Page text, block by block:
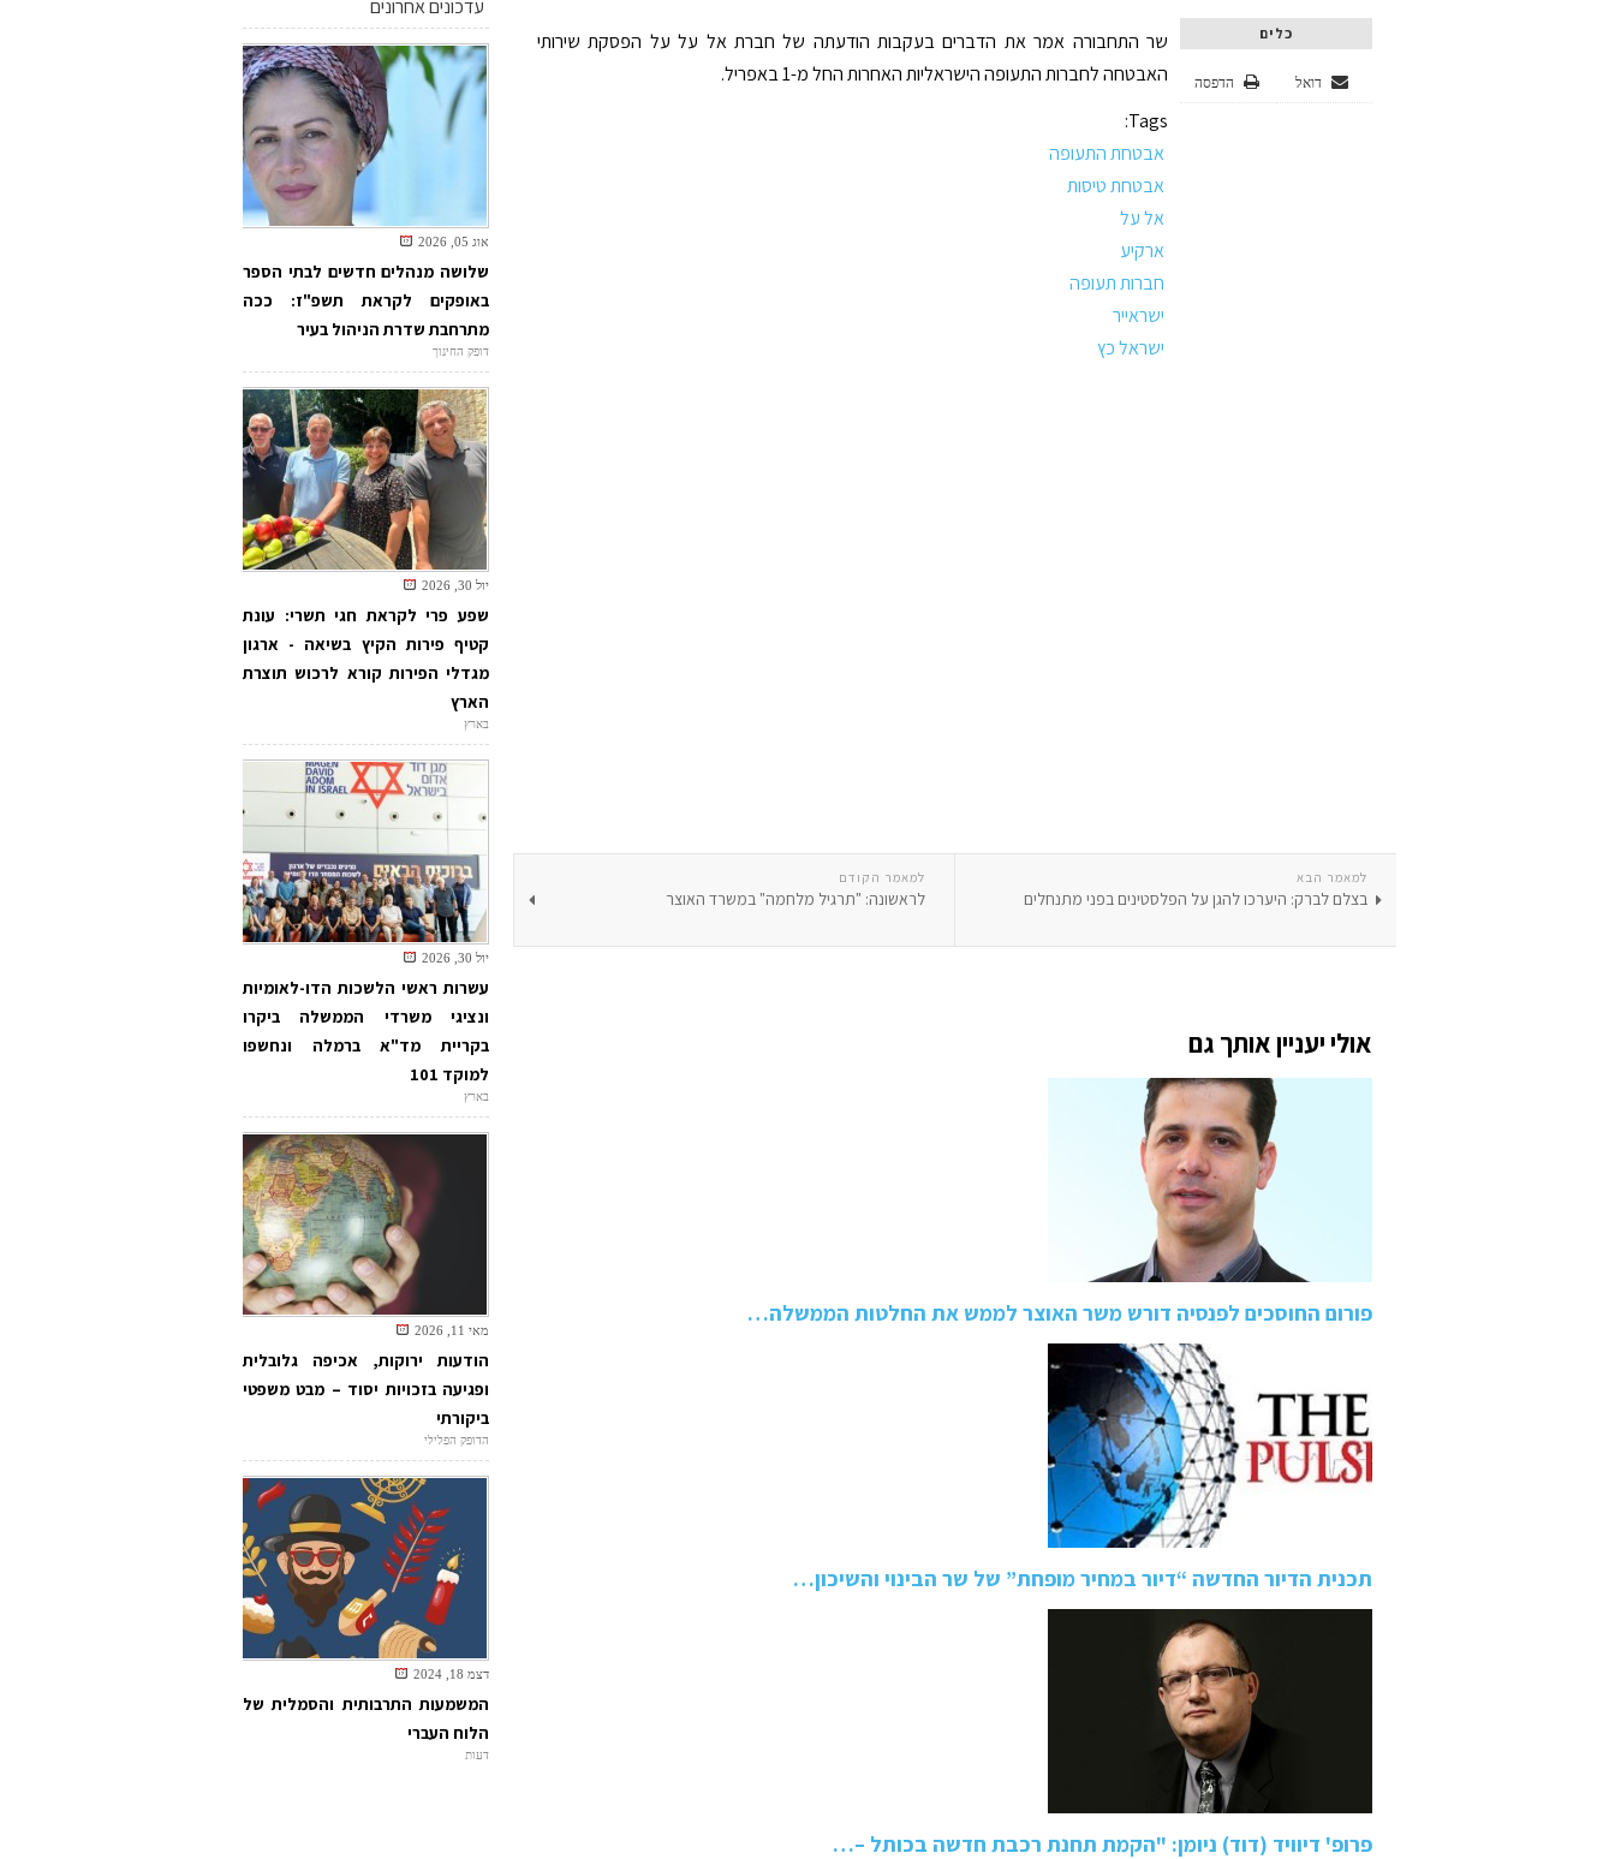
כלים
הדפסה דואל
שר התחבורה אמר את הדברים בעקבות הודעתה של חברת אל על על הפסקת שירותי
האבטחה לחברות התעופה הישראליות האחרות החל מ-1 באפריל.
Tags:
אבטחת התעופה
אבטחת טיסות
אל על
ארקיע
חברות תעופה
ישראייר
ישראל כץ
למאמר הקודם
לראשונה: "תרגיל מלחמה" במשרד האוצר
למאמר הבא
בצלם לברק: היערכו להגן על הפלסטינים בפני מתנחלים
אולי יעניין אותך גם
פורום החוסכים לפנסיה דורש משר האוצר לממש את החלטות הממשלה…
תכנית הדיור החדשה “דיור במחיר מופחת” של שר הבינוי והשיכון…
פרופ' דיוויד (דוד) ניומן: "הקמת תחנת רכבת חדשה בכותל –…
עדכונים אחרונים
אוג 05, 2026
שלושה מנהלים חדשים לבתי הספר
באופקים לקראת תשפ"ז: ככה
מתרחבת שדרת הניהול בעיר
דופק החינוך
יול 30, 2026
שפע פרי לקראת חגי תשרי: עונת
קטיף פירות הקיץ בשיאה - ארגון
מגדלי הפירות קורא לרכוש תוצרת
הארץ
בארץ
יול 30, 2026
עשרות ראשי הלשכות הדו-לאומיות
ונציגי משרדי הממשלה ביקרו
בקריית מד"א ברמלה ונחשפו
למוקד 101
בארץ
מאי 11, 2026
הודעות ירוקות, אכיפה גלובלית
ופגיעה בזכויות יסוד – מבט משפטי
ביקורתי
הדופק הפלילי
דצמ 18, 2024
המשמעות התרבותית והסמלית של
הלוח העברי
דעות